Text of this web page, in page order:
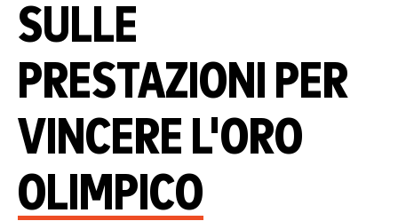
SULLE
PRESTAZIONI PER
VINCERE L'ORO
OLIMPICO